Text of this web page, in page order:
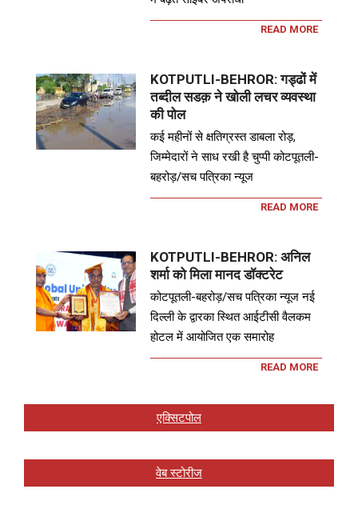
READ MORE
KOTPUTLI-BEHROR: गड्ढों में
तब्दील सडक़ ने खोली लचर व्यवस्था
की पोल
कई महीनों से क्षतिग्रस्त डाबला रोड़,
जिम्मेदारों ने साध रखी है चुप्पी कोटपूतली-
बहरोड़/सच पत्रिका न्यूज
READ MORE
KOTPUTLI-BEHROR: अनिल
शर्मा को मिला मानद डॉक्टरेट
कोटपूतली-बहरोड़/सच पत्रिका न्यूज नई
दिल्ली के द्वारका स्थित आईटीसी वैलकम
होटल में आयोजित एक समारोह
READ MORE
एक्सिटपोल
वेब स्टोरीज